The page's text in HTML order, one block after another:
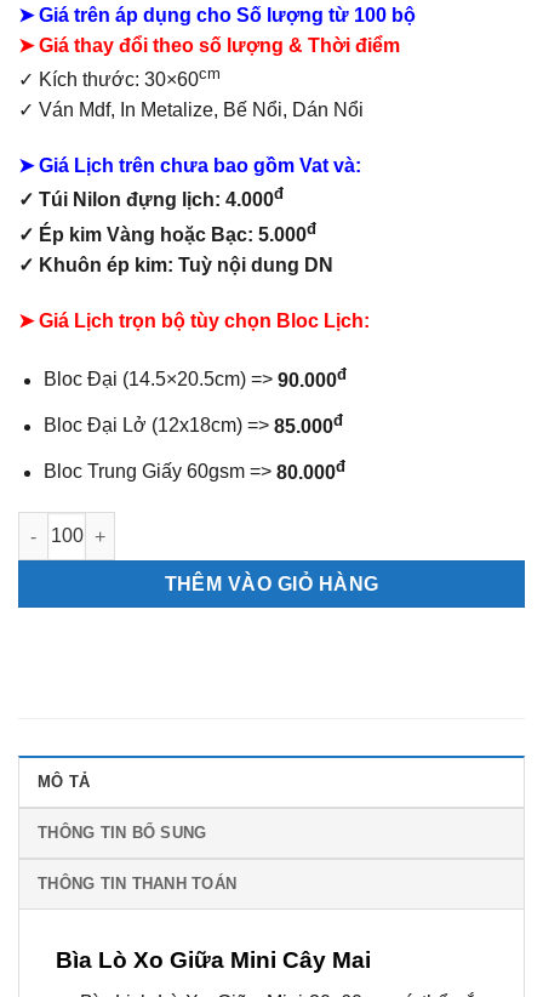
là:
145.000₫.
tại
là:
➤ Giá trên áp dụng cho Số lượng từ 100 bộ
➤ Giá thay đổi theo số lượng & Thời điểm
✓ Kích thước: 30×60cm
✓ Ván Mdf, In Metalize, Bế Nổi, Dán Nổi
➤ Giá Lịch trên chưa bao gồm Vat và:
✓ Túi Nilon đựng lịch: 4.000đ
✓ Ép kim Vàng hoặc Bạc: 5.000đ
✓ Khuôn ép kim: Tuỳ nội dung DN
➤ Giá Lịch trọn bộ tùy chọn Bloc Lịch:
Bloc Đại (14.5×20.5cm) => 90.000đ
Bloc Đại Lở (12x18cm) => 85.000đ
Bloc Trung Giấy 60gsm => 80.000đ
Bìa Lò Xo Giữa Mini Cây Mai số lượng
THÊM VÀO GIỎ HÀNG
MÔ TẢ
THÔNG TIN BỔ SUNG
THÔNG TIN THANH TOÁN
Bìa Lò Xo Giữa Mini Cây Mai